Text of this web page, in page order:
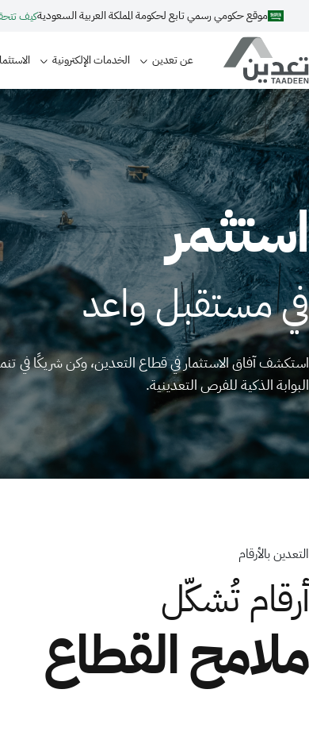
Skip to main content
موقع حكومي رسمي تابع لحكومة المملكة العربية السعوديةكيف
Main navigation
عن تعدين الخدمات الإلكترونية
Image
استثمر
في مستقبل واعد
استكشف آفاق الاستثمار في قطاع التعدين، وكن شريكًا في
البوابة الذكية للفرص التعدينية.
التعدين بالأرقام
أرقام تُشكّل
ملامح القطاع